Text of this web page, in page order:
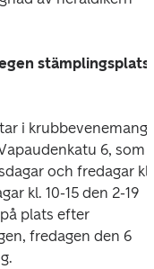
stämplingsplats
i
6, som
och fredagar kl.
kl. 10-15 den 2-19
plats efter
fredagen den 6